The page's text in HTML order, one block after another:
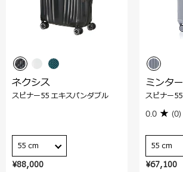
¥88,000
ネクシス
スピナー55 エキスパンダブル
55 cm
¥67,100
ミンター
スピナー55
0.0 (0)
55 cm